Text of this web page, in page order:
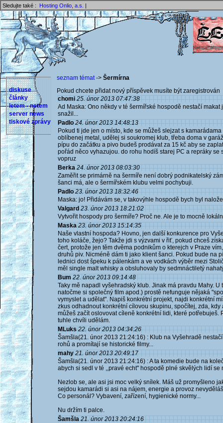
Sledujte také : Hosting Onlio, a.s. |
diskuse
články
letem - netem
server news
tiskové zprávy
seznam témat-> Šermírna
Pokud chcete přidat nový příspěvek musíte být
chomi 25. únor 2013 07:47:38
Ad Maska: Ono někdy v té šermířské hospodě nestačí
snažil...
Padlo 24. únor 2013 14:48:13
Pokud ti jde jen o místo, kde se můžeš slejzat s
oblíbenej metal, udělej si soukromej klub, třeba doma v
pípu do začátku a pivo budeš prodávat za 15 kč aby se
pořád něco vyhazujou. do rohu hodíš starej PC a repráky
vopruz
Berka 24. únor 2013 08:03:30
Zaměřit se primárně na šermíře není dobrý podnikatelský
šanci má, ale o šermířském klubu velmi pochybuji.
Padlo 23. únor 2013 18:32:46
Maska: jo! Přidávám se, v takovýhle hospodě bych byl
Valgard 23. únor 2013 18:21:02
Vytvořit hospody pro šermíře? Proč ne. Ale je to mocně
Maska 23. únor 2013 15:14:35
Naše vlastní hospoda? Hovno, jen další konkurence pro
toho koláče, žejo? Takže jdi s výzvami v řiť, pokud chceš
čert, protože jen těm dvěma podnikům o kterejch v Praze
druhů piv. Nicméně dám ti jako klient šanci. Pokud bude na
lednici dost špeku k pálenkám a ve vodkách výběr mezi
měl single malt whisky a obsluhovaly by sedmnáctiletý
Bum 22. únor 2013 09:14:48
Taky mě napadl vyšehradský klub. Jinak má pravdu Mahy.
natočme si společný film apod.) prostě nefunguje nějaká
vymyslet a udělat". Napiš konkrétní projekt, najdi konkrétní
zkus odhadnout konkrétní cílovou skupinu, spočítej, zda,
můžeš začít oslovovat cíleně konkrétní lidi, které potřebuješ.
tuhle chvíli udělám.
MLuks 22. únor 2013 04:34:26
Šamšla(21. únor 2013 21:24:16) : Klub na Vyšehradě
rohů a promítají se historické filmy...
mahy 21. únor 2013 20:49:17
Šamšla(21. únor 2013 21:24:16) : A ta komedie bude na
abych si sedl v té ,,pravé echt'' hospodě plné skvělých lidí se
Nezlob se, ale asi jsi moc velký snílek. Máš už promyšleno
sejdou kamarádi si asi na nájem, energie a provoz
Co personál? Vybavení, zařízení, hygienické normy...
Nu držím ti palce.
Šamšla 21. únor 2013 20:24:16